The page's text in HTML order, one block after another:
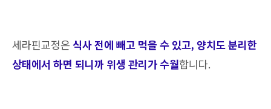
세라핀교정은 식사 전에 빼고 먹을 수 있고, 양치도 분리한
상태에서 하면 되니까 위생 관리가 수월합니다.